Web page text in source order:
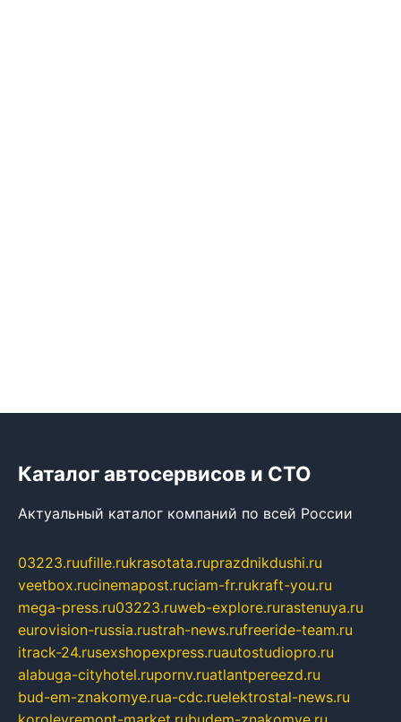
Каталог автосервисов и СТО
Актуальный каталог компаний по всей России
03223.ruufille.rukrasotata.ruprazdnikdushi.ru
veetbox.rucinemapost.ruciam-fr.rukraft-you.ru
mega-press.ru03223.ruweb-explore.rurastenuya.ru
eurovision-russia.rustrah-news.rufreeride-team.ru
itrack-24.rusexshopexpress.ruautostudiopro.ru
alabuga-cityhotel.rupornv.ruatlantpereezd.ru
bud-em-znakomye.rua-cdc.ruelektrostal-news.ru